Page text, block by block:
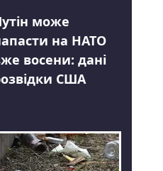
може
на НАТО
восени: дані
США